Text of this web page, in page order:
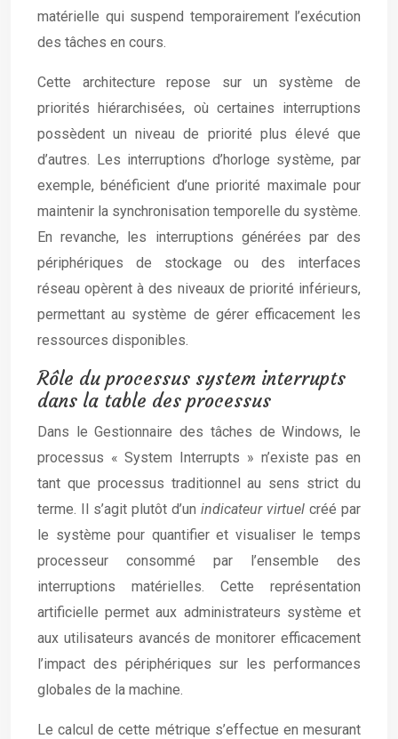
matérielle qui suspend temporairement l’exécution
des tâches en cours.
Cette architecture repose sur un système de
priorités hiérarchisées, où certaines interruptions
possèdent un niveau de priorité plus élevé que
d’autres. Les interruptions d’horloge système, par
exemple, bénéficient d’une priorité maximale pour
maintenir la synchronisation temporelle du système.
En revanche, les interruptions générées par des
périphériques de stockage ou des interfaces
réseau opèrent à des niveaux de priorité inférieurs,
permettant au système de gérer efficacement les
ressources disponibles.
Rôle du processus system interrupts
dans la table des processus
Dans le Gestionnaire des tâches de Windows, le
processus « System Interrupts » n’existe pas en
tant que processus traditionnel au sens strict du
terme. Il s’agit plutôt d’un indicateur virtuel créé par
le système pour quantifier et visualiser le temps
processeur consommé par l’ensemble des
interruptions matérielles. Cette représentation
artificielle permet aux administrateurs système et
aux utilisateurs avancés de monitorer efficacement
l’impact des périphériques sur les performances
globales de la machine.
Le calcul de cette métrique s’effectue en mesurant